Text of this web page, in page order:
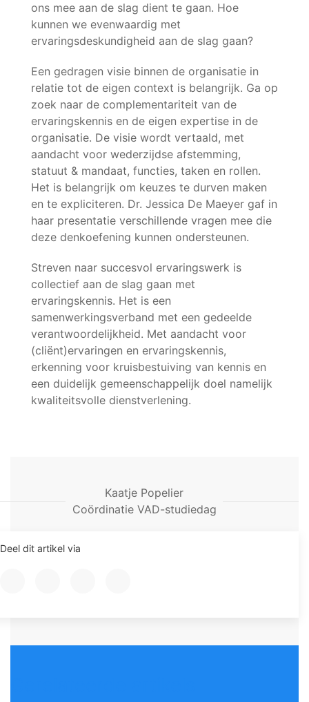
ons mee aan de slag dient te gaan. Hoe
kunnen we evenwaardig met
ervaringsdeskundigheid aan de slag gaan?
Een gedragen visie binnen de organisatie in
relatie tot de eigen context is belangrijk. Ga op
zoek naar de complementariteit van de
ervaringskennis en de eigen expertise in de
organisatie. De visie wordt vertaald, met
aandacht voor wederzijdse afstemming,
statuut & mandaat, functies, taken en rollen.
Het is belangrijk om keuzes te durven maken
en te expliciteren. Dr. Jessica De Maeyer gaf in
haar presentatie verschillende vragen mee die
deze denkoefening kunnen ondersteunen.
Streven naar succesvol ervaringswerk is
collectief aan de slag gaan met
ervaringskennis. Het is een
samenwerkingsverband met een gedeelde
verantwoordelijkheid. Met aandacht voor
(cliënt)ervaringen en ervaringskennis,
erkenning voor kruisbestuiving van kennis en
een duidelijk gemeenschappelijk doel namelijk
kwaliteitsvolle dienstverlening.
Kaatje Popelier
Coördinatie VAD-studiedag
Deel dit artikel via